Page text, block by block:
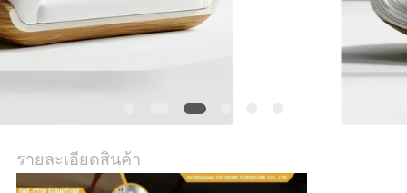
เรา
ทุก
รายละเอียดสินค้า